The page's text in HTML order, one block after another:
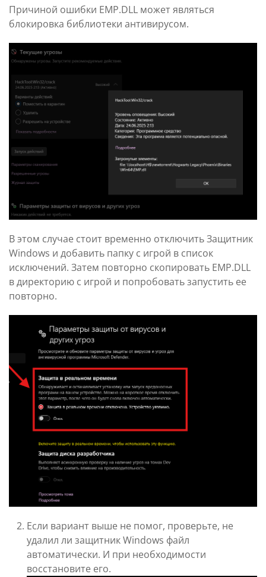
Причиной ошибки EMP.DLL может являться
блокировка библиотеки антивирусом.
В этом случае стоит временно отключить Защитник
Windows и добавить папку с игрой в список
исключений. Затем повторно скопировать EMP.DLL
в директорию с игрой и попробовать запустить ее
повторно.
Если вариант выше не помог, проверьте, не
удалил ли защитник Windows файл
автоматически. И при необходимости
восстановите его.